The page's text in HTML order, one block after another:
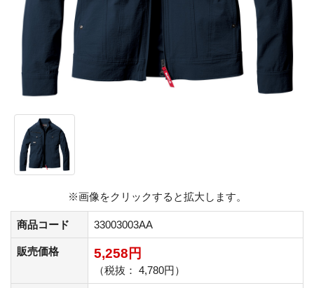
※画像をクリックすると拡大します。
商品コード 33003003AA
販売価格 5,258円
（税抜： 4,780円）